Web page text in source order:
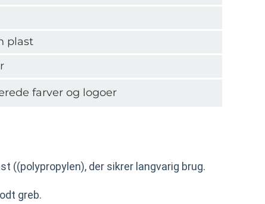
plast
farver og logoer
((polypropylen), der sikrer langvarig brug.
greb.